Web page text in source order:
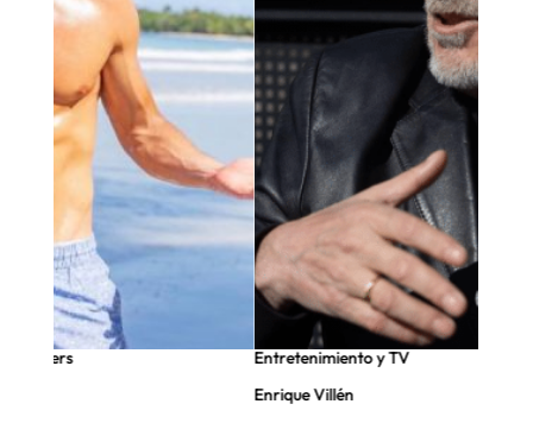
Entretenimiento y TV
Enrique Villén